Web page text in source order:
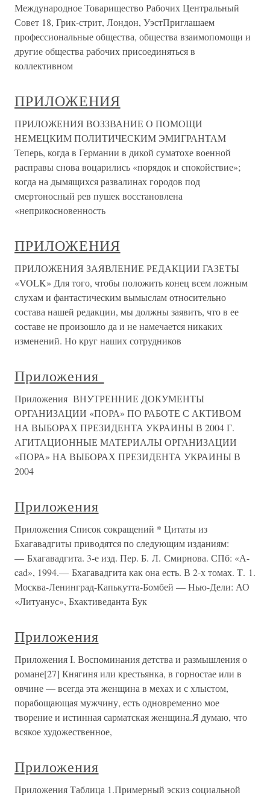
Международное Товарищество Рабочих Центральный
Совет 18, Грик-стрит, Лондон, УэстПриглашаем
профессиональные общества, общества взаимопомощи и
другие общества рабочих присоединяться в
коллективном
ПРИЛОЖЕНИЯ
ПРИЛОЖЕНИЯ ВОЗЗВАНИЕ О ПОМОЩИ
НЕМЕЦКИМ ПОЛИТИЧЕСКИМ ЭМИГРАНТАМ
Теперь, когда в Германии в дикой суматохе военной
расправы снова воцарились «порядок и спокойствие»;
когда на дымящихся развалинах городов под
смертоносный рев пушек восстановлена
«неприкосновенность
ПРИЛОЖЕНИЯ
ПРИЛОЖЕНИЯ ЗАЯВЛЕНИЕ РЕДАКЦИИ ГАЗЕТЫ
«VOLK» Для того, чтобы положить конец всем ложным
слухам и фантастическим вымыслам относительно
состава нашей редакции, мы должны заявить, что в ее
составе не произошло да и не намечается никаких
изменений. Но круг наших сотрудников
Приложения
Приложения ВНУТРЕННИЕ ДОКУМЕНТЫ
ОРГАНИЗАЦИИ «ПОРА» ПО РАБОТЕ С АКТИВОМ
НА ВЫБОРАХ ПРЕЗИДЕНТА УКРАИНЫ В 2004 Г.
АГИТАЦИОННЫЕ МАТЕРИАЛЫ ОРГАНИЗАЦИИ
«ПОРА» НА ВЫБОРАХ ПРЕЗИДЕНТА УКРАИНЫ В
2004
Приложения
Приложения Список сокращений * Цитаты из
Бхагавадгиты приводятся по следующим изданиям:
— Бхагавадгита. 3-е изд. Пер. Б. Л. Смирнова. СПб: «А-
cad», 1994.— Бхагавадгита как она есть. В 2-х томах. Т. 1.
Москва-Ленинград-Капькутта-Бомбей — Нью-Дели: АО
«Литуанус», Бхактиведанта Бук
Приложения
Приложения I. Воспоминания детства и размышления о
романе[27] Княгиня или крестьянка, в горностае или в
овчине — всегда эта женщина в мехах и с хлыстом,
порабощающая мужчину, есть одновременно мое
творение и истинная сарматская женщина.Я думаю, что
всякое художественное,
Приложения
Приложения Таблица 1.Примерный эскиз социальной